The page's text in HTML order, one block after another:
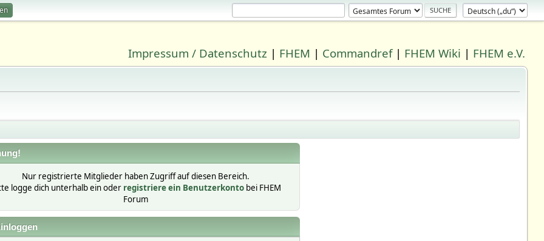
Impressum / Datenschutz | FHEM | Commandref| FHEM Wiki | FHEM e.V.
Nur registrierte Mitglieder haben Zugriff auf diesen Bereich.
logge dich unterhalb ein oder registriere ein Benutzerkontobei FHEM
Forum